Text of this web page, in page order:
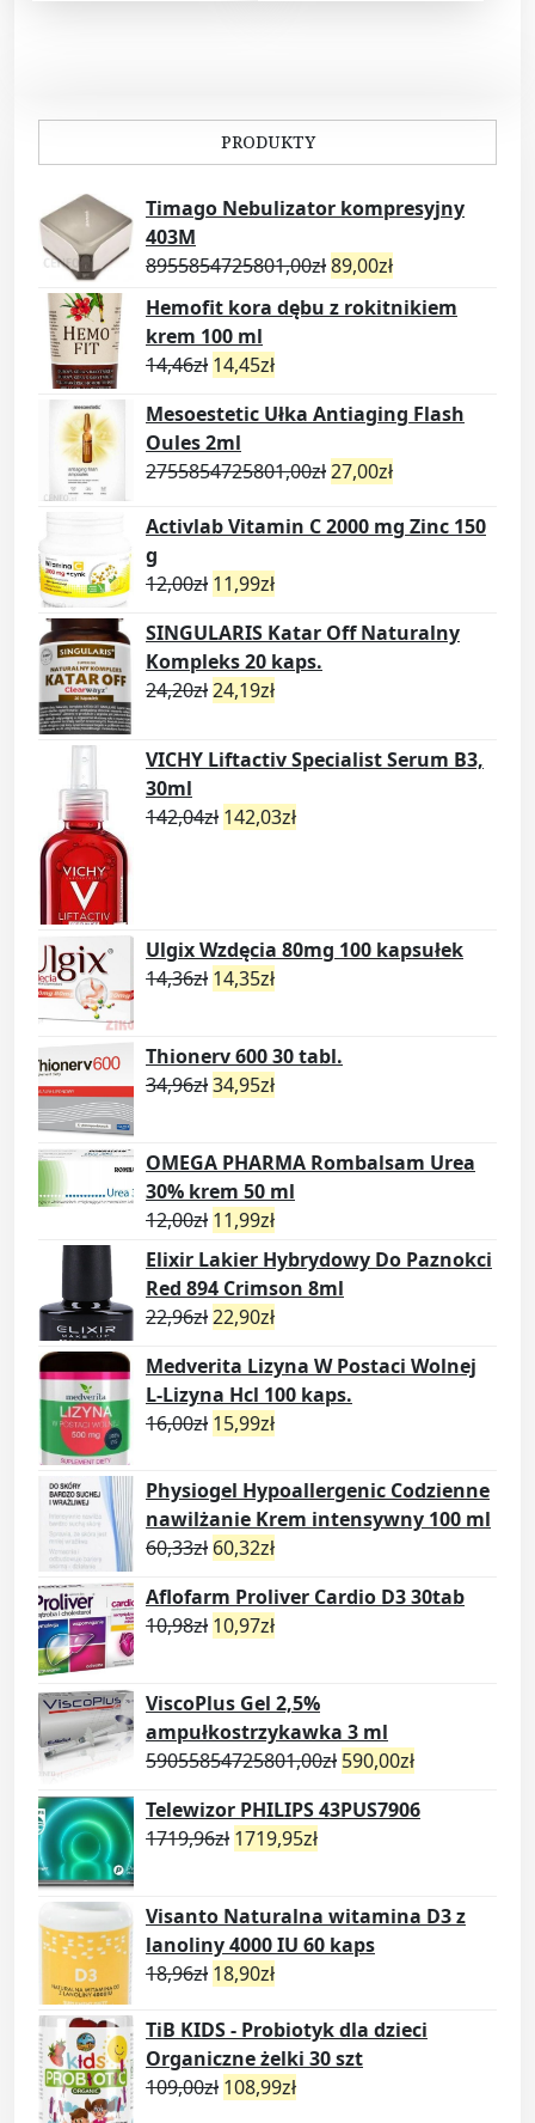
PRODUKTY
Timago Nebulizator kompresyjny
403M
8955854725801,00zł89,00zł
Hemofit kora dębu z rokitnikiem
krem 100 ml
14,46zł 14,45zł
Mesoestetic Ułka Antiaging Flash
Oules 2ml
2755854725801,00zł27,00zł
Activlab Vitamin C 2000 mg Zinc 150
g
12,00zł 11,99zł
SINGULARIS Katar Off Naturalny
Kompleks 20 kaps.
24,20zł24,19zł
VICHY Liftactiv Specialist Serum B3,
30ml
142,04zł 142,03zł
Ulgix Wzdęcia 80mg 100 kapsułek
14,36zł 14,35zł
Thionerv 600 30 tabl.
34,96zł34,95zł
OMEGA PHARMA Rombalsam Urea
30% krem 50 ml
12,00zł 11,99zł
Elixir Lakier Hybrydowy Do Paznokci
Red 894 Crimson 8ml
22,96zł22,90zł
Medverita Lizyna W Postaci Wolnej
L-Lizyna Hcl 100 kaps.
16,00zł 15,99zł
Physiogel Hypoallergenic Codzienne
nawilżanie Krem intensywny 100 ml
60,33zł 60,32zł
Aflofarm Proliver Cardio D3 30tab
10,98zł 10,97zł
ViscoPlus Gel 2,5%
ampułkostrzykawka 3 ml
59055854725801,00zł 590,00zł
Telewizor PHILIPS 43PUS7906
1719,96zł 1719,95zł
Visanto Naturalna witamina D3 z
lanoliny 4000 IU 60 kaps
18,96zł 18,90zł
TiB KIDS - Probiotyk dla dzieci
Organiczne żelki 30 szt
109,00zł 108,99zł